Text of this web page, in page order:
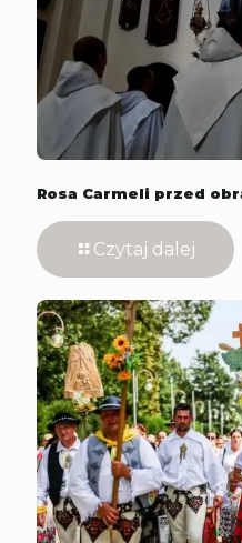
Rosa Carmeli przed
Czytaj dalej